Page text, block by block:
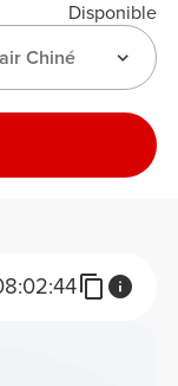
Disponible
Chiné
02:44